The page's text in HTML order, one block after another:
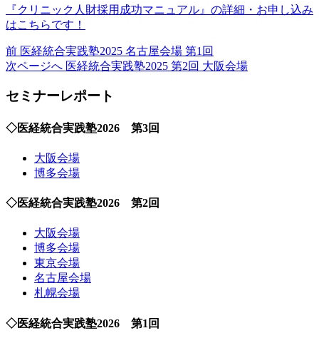
『クリニック人財採用成功マニュアル』の詳細・お申し込み
はこちらです！
前 前
の
稿:
医経統合実践塾2025 名古屋会場 第1回
次ページへ 次
投
医経統合実践塾2025 第2回 大阪会場
セミナーレポート
◇医経統合実践塾2026 第3回
大阪会場
博多会場
◇医経統合実践塾2026 第2回
大阪会場
博多会場
東京会場
名古屋会場
札幌会場
◇医経統合実践塾2026 第1回